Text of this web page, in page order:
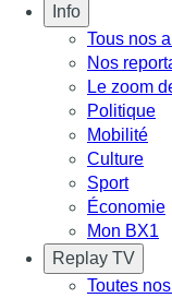
Info
Tous nos
Nos
Le zoom
Politique
Mobilité
Culture
Sport
Économie
Mon BX1
Replay TV
Toutes